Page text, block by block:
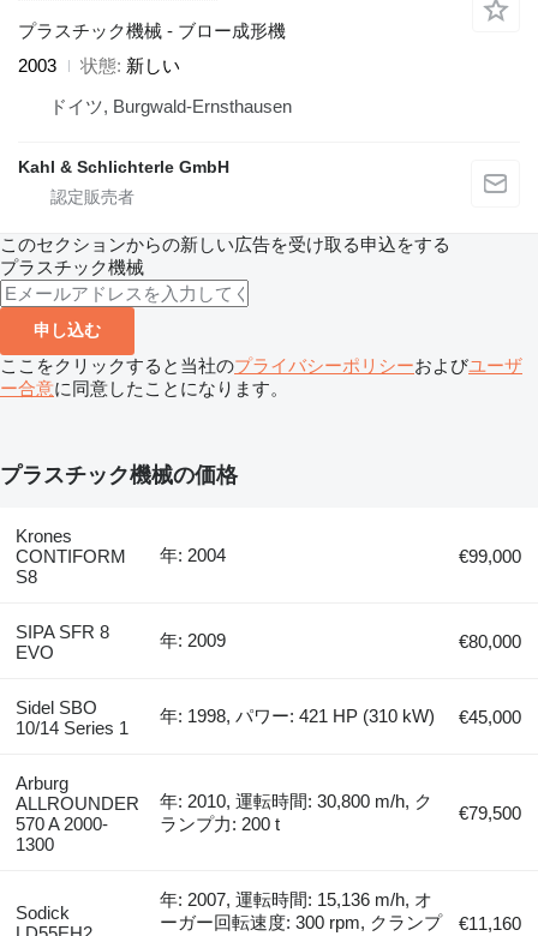
プラスチック機械 - ブロー成形機
2003
状態 新しい
ドイツ, Burgwald-Ernsthausen
Kahl & Schlichterle GmbH
このセクションからの新しい広告を受け取る申込をする
プラスチック機械
申し込む
ここをクリックすると当社のプライバシーポリシーおよびユーザ
ー合意に同意したことになります。
プラスチック機械の価格
Krones
CONTIFORM
S8
年: 2004 €99,000
SIPA SFR 8
EVO
年: 2009 €80,000
Sidel SBO
10/14 Series 1
年: 1998, パワー: 421 HP (310 kW) €45,000
Arburg
ALLROUNDER
570 A 2000-
1300
年: 2010, 運転時間: 30,800 m/h, ク
ランプ力: 200 t
€79,500
Sodick
年: 2007, 運転時間: 15,136 m/h, オ
ーガー回転速度: 300 rpm, クランプ
€11,160